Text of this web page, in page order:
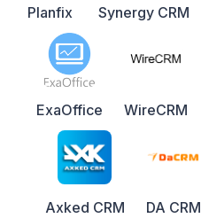
Planfix Synergy CRM
ExaOffice WireCRM
Axked CRM DA CRM